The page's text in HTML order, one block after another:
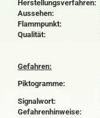
Herstellungsverfahren:
Aussehen:
Flammpunkt:
Qualität:
Gefahren:
Piktogramme:
Signalwort:
Gefahrenhinweise: